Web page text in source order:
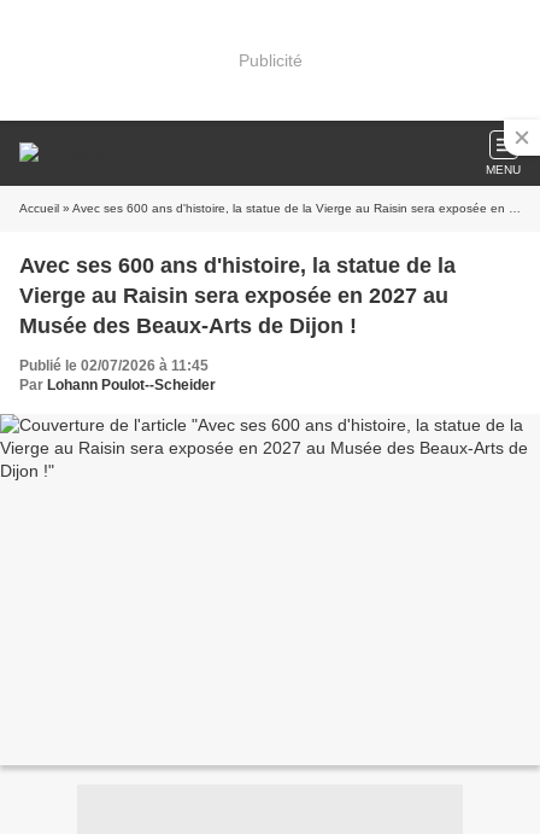
Publicité
MENU
Accueil » Avec ses 600 ans d'histoire, la statue de la Vierge au Raisin sera exposée en 2027 au Musée des Beaux-Arts de Dijon !
Avec ses 600 ans d'histoire, la statue de la
Vierge au Raisin sera exposée en 2027 au
Musée des Beaux-Arts de Dijon !
Publié le 02/07/2026 à 11:45
Par Lohann Poulot--Scheider